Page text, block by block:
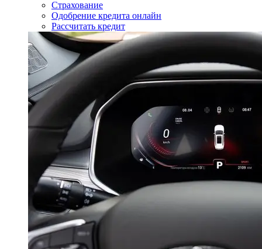
Страхование
Одобрение кредита онлайн
Рассчитать кредит